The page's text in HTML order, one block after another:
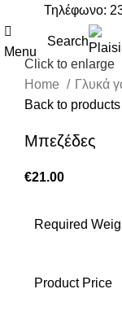
Τηλέφωνο:
Menu
Search
Click to enlarge
Home
Γλυκά
Back to products
Μπεζέδες
€21.00
Required
Product Price